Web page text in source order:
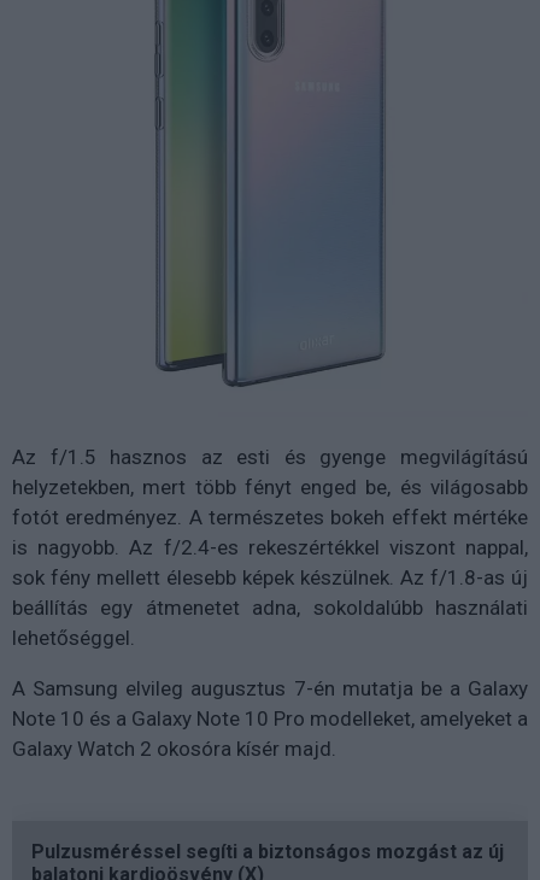
Az f/1.5 hasznos az esti és gyenge megvilágítású
helyzetekben, mert több fényt enged be, és világosabb
fotót eredményez. A természetes bokeh effekt mértéke
is nagyobb. Az f/2.4-es rekeszértékkel viszont nappal,
sok fény mellett élesebb képek készülnek. Az f/1.8-as új
beállítás egy átmenetet adna, sokoldalúbb használati
lehetőséggel.
A Samsung elvileg augusztus 7-én mutatja be a Galaxy
Note 10 és a Galaxy Note 10 Pro modelleket, amelyeket a
Galaxy Watch 2 okosóra kísér majd.
Pulzusméréssel segíti a biztonságos mozgást az új
balatoni kardioösvény (X)